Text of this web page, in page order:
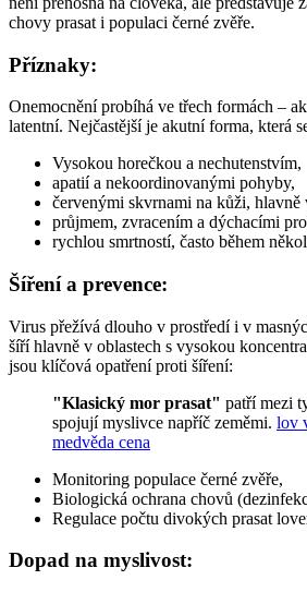
chovy prasat i populaci černé zvěře.
Příznaky:
Onemocnění probíhá ve třech formách –
latentní. Nejčastější je akutní forma, která
Vysokou horečkou a nechutenstvím,
apatií a nekoordinovanými pohyby,
červenými skvrnami na kůži, hlavně
průjmem, zvracením a dýchacími
rychlou smrtností, často během
Šíření a prevence:
Virus přežívá dlouho v prostředí i v
šíří hlavně v oblastech s vysokou
jsou klíčová opatření proti šíření:
"Klasický mor prasat" patří mezi
spojují myslivce napříč zeměmi. lov
medvěda cena
Monitoring populace černé zvěře,
Biologická ochrana chovů
Regulace počtu divokých prasat
Dopad na myslivost: